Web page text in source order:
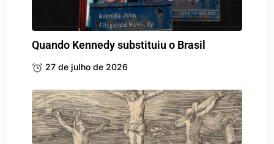
Quando Kennedy substituiu o Brasil
27 de julho de 2026